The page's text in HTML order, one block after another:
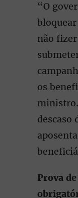
“O
não
os
descaso
Prova